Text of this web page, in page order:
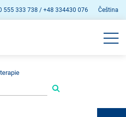
555 333 738 / +48 334430 076 Čeština